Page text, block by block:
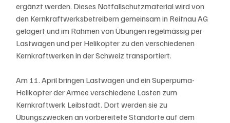
ergänzt werden. Dieses Notfallschutzmaterial wird von
den Kernkraftwerksbetreibern gemeinsam in Reitnau AG
gelagert und im Rahmen von Übungen regelmässig per
Lastwagen und per Helikopter zu den verschiedenen
Kernkraftwerken in der Schweiz transportiert.
Am 11. April bringen Lastwagen und ein Superpuma-
Helikopter der Armee verschiedene Lasten zum
Kernkraftwerk Leibstadt. Dort werden sie zu
Übungszwecken an vorbereitete Standorte auf dem